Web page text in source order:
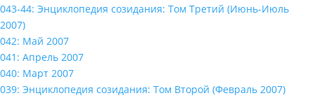
043-44: Энциклопедия созидания: Том Третий (Июнь-Июль
2007)
042: Май 2007
041: Апрель 2007
040: Март 2007
039: Энциклопедия созидания: Том Второй (Февраль 2007)